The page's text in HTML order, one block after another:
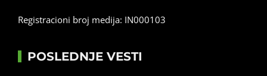
Registracioni broj medija: IN000103
POSLEDNJE VESTI